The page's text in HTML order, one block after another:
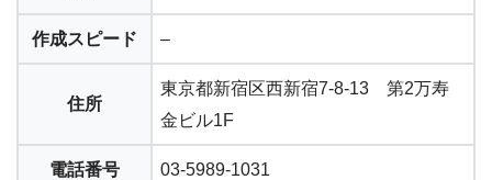
作成スピード –
住所
東京都新宿区西新宿7-8-13 第2万寿
金ビル1F
電話番号 03-5989-1031